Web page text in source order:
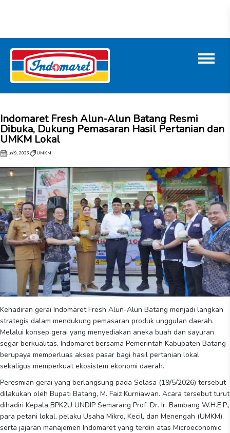
Indomaret Fresh Alun-Alun Batang Resmi
Dibuka, Dukung Pemasaran Hasil Pertanian dan
UMKM Lokal
Juni 9, 2026 UMKM
Kehadiran gerai Indomaret Fresh Alun-Alun Batang menjadi langkah
strategis dalam mendukung pemasaran produk unggulan daerah.
Melalui konsep gerai yang menyediakan aneka buah dan sayuran
segar berkualitas, Indomaret bersama Pemerintah Kabupaten Batang
berupaya memperluas akses pasar bagi hasil pertanian lokal
sekaligus memperkuat ekosistem ekonomi daerah.
Peresmian gerai yang berlangsung pada Selasa (19/5/2026) tersebut
dilakukan oleh Bupati Batang, M. Faiz Kurniawan. Acara tersebut turut
dihadiri Kepala BPK2U UNDIP Semarang Prof. Dr. Ir. Bambang W.H.E.P.,
para petani lokal, pelaku Usaha Mikro, Kecil, dan Menengah (UMKM),
serta jajaran manajemen Indomaret yang terdiri atas Microeconomic